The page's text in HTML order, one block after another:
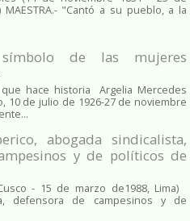
"Cantó a su pueblo, a la
de las mujeres
hace historia Argelia Mercedes
10 de julio de 1926-27 de noviembre
abogada sindicalista,
y de políticos de
- 15 de marzo de1988, Lima)
defensora de campesinos y de